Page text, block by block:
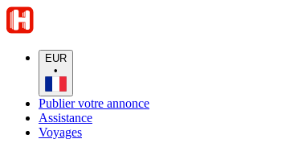
EUR
•
Publier votre annonce
Assistance
Voyages